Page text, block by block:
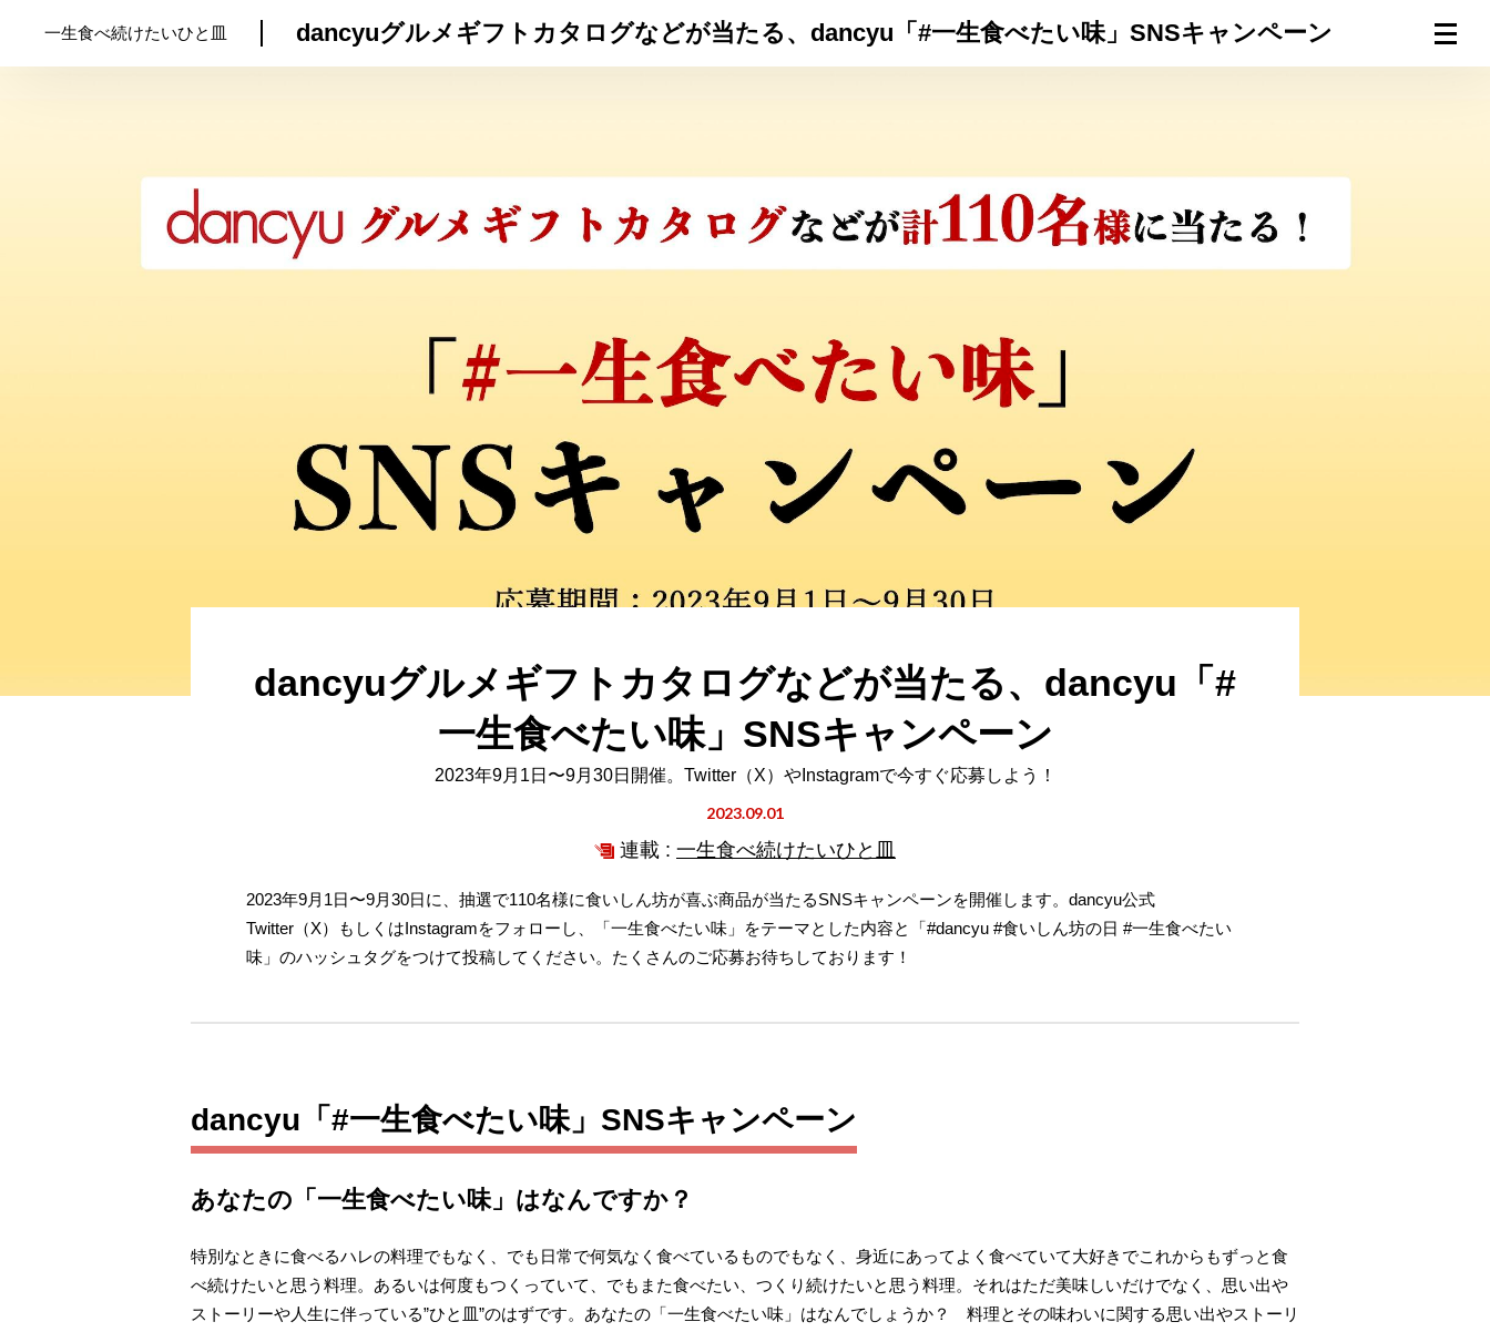
トップ プロが教えるレシピ 厳選！店探し 食のストーリー 連載一覧 倶楽部入会 （無料） ログイン
一生食べ続けたいひと皿 dancyuグルメギフトカタログなどが当たる、dancyu「#一生食べたい味」SNSキャンペーン
dancyuグルメギフトカタログなどが当たる、dancyu「#
一生食べたい味」SNSキャンペーン
2023年9月1日〜9月30日開催。Twitter（X）やInstagramで今すぐ応募しよう！
2023.09.01
連載 : 一生食べ続けたいひと皿
2023年9月1日〜9月30日に、抽選で110名様に食いしん坊が喜ぶ商品が当たるSNSキャンペーンを開催します。dancyu公式
Twitter（X）もしくはInstagramをフォローし、「一生食べたい味」をテーマとした内容と「#dancyu #食いしん坊の日 #一生食べたい
味」のハッシュタグをつけて投稿してください。たくさんのご応募お待ちしております！
dancyu「#一生食べたい味」SNSキャンペーン
あなたの「一生食べたい味」はなんですか？
特別なときに食べるハレの料理でもなく、でも日常で何気なく食べているものでもなく、身近にあってよく食べていて大好きでこれからもずっと食
べ続けたいと思う料理。あるいは何度もつくっていて、でもまた食べたい、つくり続けたいと思う料理。それはただ美味しいだけでなく、思い出や
ストーリーや人生に伴っている”ひと皿”のはずです。あなたの「一生食べたい味」はなんでしょうか？ 料理とその味わいに関する思い出やストーリ